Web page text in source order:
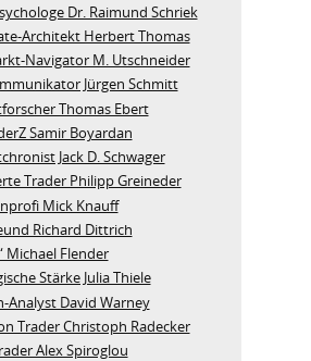
Dr. Raimund Schriek
Herbert Thomas
Navigator M. Utschneider
Jürgen Schmitt
Thomas Ebert
Samir Boyardan
Jack D. Schwager
Trader Philipp Greineder
Mick Knauff
Richard Dittrich
Michael Flender
Stärke Julia Thiele
Analyst David Warney
Trader Christoph Radecker
Alex Spiroglou